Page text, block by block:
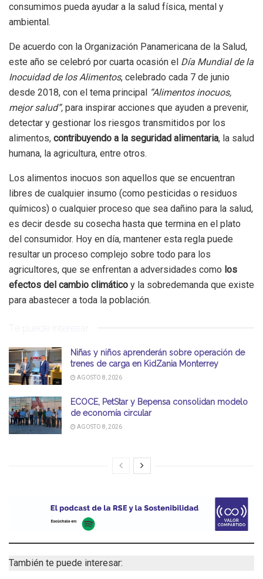
consumimos pueda ayudar a la salud física, mental y
ambiental.
De acuerdo con la Organización Panamericana de la Salud,
este año se celebró por cuarta ocasión el Día Mundial de la
Inocuidad de los Alimentos, celebrado cada 7 de junio
desde 2018, con el tema principal “Alimentos inocuos,
mejor salud”, para inspirar acciones que ayuden a prevenir,
detectar y gestionar los riesgos transmitidos por los
alimentos, contribuyendo a la seguridad alimentaria, la salud
humana, la agricultura, entre otros.
Los alimentos inocuos son aquellos que se encuentran
libres de cualquier insumo (como pesticidas o residuos
químicos) o cualquier proceso que sea dañino para la salud,
es decir desde su cosecha hasta que termina en el plato
del consumidor. Hoy en día, mantener esta regla puede
resultar un proceso complejo sobre todo para los
agricultores, que se enfrentan a adversidades como los
efectos del cambio climático y la sobredemanda que existe
para abastecer a toda la población.
Te puede interesar
Niñas y niños aprenderán sobre operación de
trenes de carga en KidZania Monterrey
AGOSTO 8, 2026
ECOCE, PetStar y Bepensa consolidan modelo
de economía circular
AGOSTO 8, 2026
También te puede interesar: